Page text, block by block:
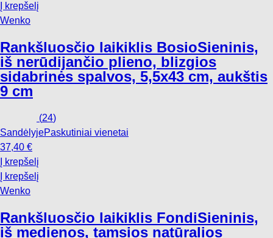
Į krepšelį
Wenko
Rankšluosčio laikiklis BosioSieninis,
iš nerūdijančio plieno, blizgios
sidabrinės spalvos, 5,5x43 cm, aukštis
9 cm
(24)
SandėlyjePaskutiniai vienetai
37,40 €
Į krepšelį
Į krepšelį
Wenko
Rankšluosčio laikiklis FondiSieninis,
iš medienos, tamsios natūralios